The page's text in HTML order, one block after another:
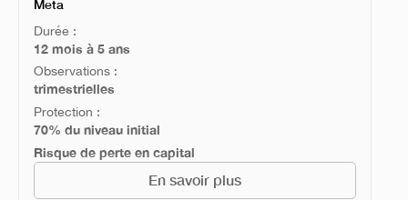
Meta
Durée :
12 mois à 5 ans
Observations :
trimestrielles
Protection :
70% du niveau initial
Risque de perte en capital
En savoir plus